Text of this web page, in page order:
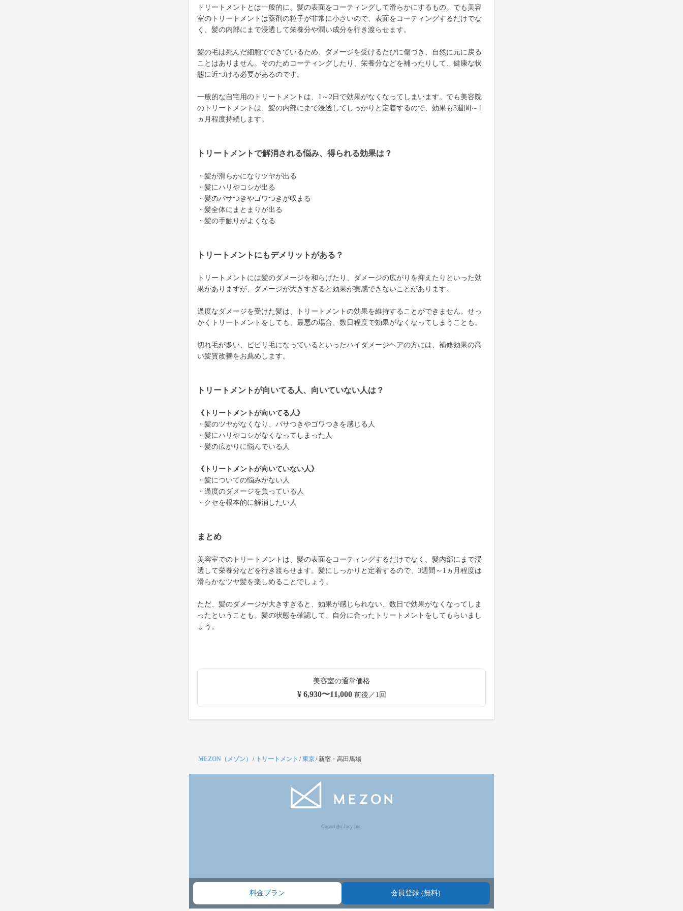
トリートメントとは一般的に、髪の表面をコーティングして滑らかにするもの。でも美容
室のトリートメントは薬剤の粒子が非常に小さいので、表面をコーティングするだけでな
く、髪の内部にまで浸透して栄養分や潤い成分を行き渡らせます。
髪の毛は死んだ細胞でできているため、ダメージを受けるたびに傷つき、自然に元に戻る
ことはありません。そのためコーティングしたり、栄養分などを補ったりして、健康な状
態に近づける必要があるのです。
一般的な自宅用のトリートメントは、1～2日で効果がなくなってしまいます。でも美容院
のトリートメントは、髪の内部にまで浸透してしっかりと定着するので、効果も3週間～1
ヵ月程度持続します。
トリートメントで解消される悩み、得られる効果は？
・髪が滑らかになりツヤが出る
・髪にハリやコシが出る
・髪のパサつきやゴワつきが収まる
・髪全体にまとまりが出る
・髪の手触りがよくなる
トリートメントにもデメリットがある？
トリートメントには髪のダメージを和らげたり、ダメージの広がりを抑えたりといった効
果がありますが、ダメージが大きすぎると効果が実感できないことがあります。
過度なダメージを受けた髪は、トリートメントの効果を維持することができません。せっ
かくトリートメントをしても、最悪の場合、数日程度で効果がなくなってしまうことも。
切れ毛が多い、ビビリ毛になっているといったハイダメージヘアの方には、補修効果の高
い髪質改善をお薦めします。
トリートメントが向いてる人、向いていない人は？
《トリートメントが向いてる人》
・髪のツヤがなくなり、パサつきやゴワつきを感じる人
・髪にハリやコシがなくなってしまった人
・髪の広がりに悩んでいる人
《トリートメントが向いていない人》
・髪についての悩みがない人
・過度のダメージを負っている人
・クセを根本的に解消したい人
まとめ
美容室でのトリートメントは、髪の表面をコーティングするだけでなく、髪内部にまで浸
透して栄養分などを行き渡らせます。髪にしっかりと定着するので、3週間～1ヵ月程度は
滑らかなツヤ髪を楽しめることでしょう。
ただ、髪のダメージが大きすぎると、効果が感じられない、数日で効果がなくなってしま
ったということも。髪の状態を確認して、自分に合ったトリートメントをしてもらいまし
ょう。
美容室の通常価格
¥ 6,930〜11,000前後／1回
料金プラン 会員登録 (無料)
MEZON（メゾン） / トリートメント /東京/ 新宿・高田馬場
Copyright Jocy inc.